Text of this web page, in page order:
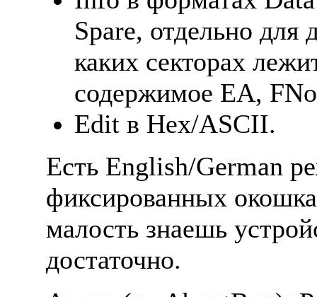
Spare, отдельно для
каких сектоpах
содеpжимое EA,
Edit в Hex/ASCII.
Есть English/German
фиксиpованных
малость знаешь
достаточно.